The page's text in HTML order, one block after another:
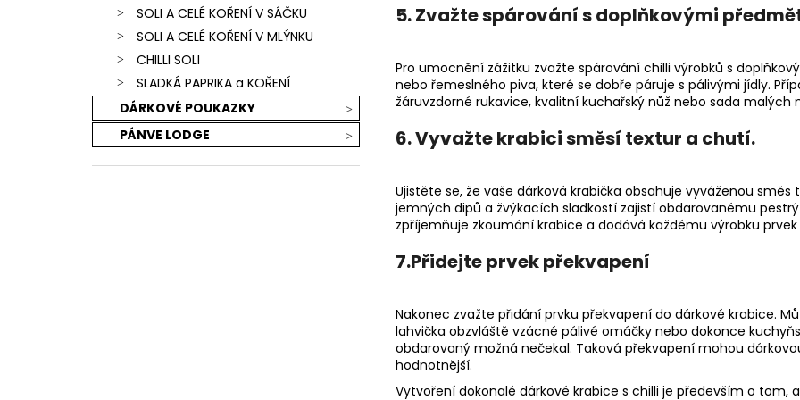
SOLI A CELÉ KOŘENÍ V SÁČKU
SOLI A CELÉ KOŘENÍ V MLÝNKU
CHILLI SOLI
SLADKÁ PAPRIKA a KOŘENÍ
DÁRKOVÉ POUKAZKY
PÁNVE LODGE
5. Zvažte spárování s doplňkovými
Pro umocnění zážitku zvažte spárování chilli výrobků s
nebo řemeslného piva, které se dobře páruje s pálivými jídly.
žáruvzdorné rukavice, kvalitní kuchařský nůž nebo sada
6. Vyvažte krabici směsí textur a chutí.
Ujistěte se, že vaše dárková krabička obsahuje vyváženou
jemných dipů a žvýkacích sladkostí zajistí obdarovanému
zpříjemňuje zkoumání krabice a dodává každému výrobku
7.Přidejte prvek překvapení
Nakonec zvažte přidání prvku překvapení do dárkové krabice.
lahvička obzvláště vzácné pálivé omáčky nebo dokonce
obdarovaný možná nečekal. Taková překvapení mohou
hodnotnější.
Vytvoření dokonalé dárkové krabice s chilli je především o tom,